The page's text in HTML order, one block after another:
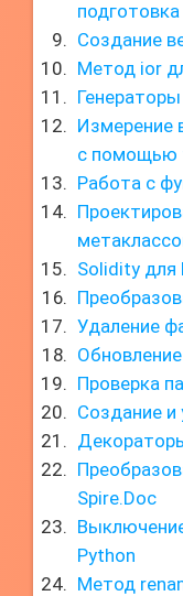
подготовка
Создание
Метод ior
Измерение
с помощью
Работа с
Solidity для
Удаление
Проверка
Создание и
Spire.Doc
Python
Метод